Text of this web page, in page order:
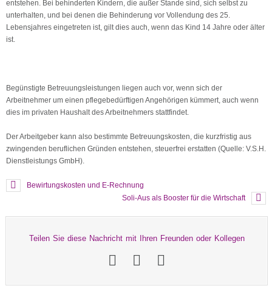
entstehen. Bei behinderten Kindern, die außer Stande sind, sich selbst zu
unterhalten, und bei denen die Behinderung vor Vollendung des 25.
Lebensjahres eingetreten ist, gilt dies auch, wenn das Kind 14 Jahre oder älter
ist.
Begünstigte Betreuungsleistungen liegen auch vor, wenn sich der
Arbeitnehmer um einen pflegebedürftigen Angehörigen kümmert, auch wenn
dies im privaten Haushalt des Arbeitnehmers stattfindet.
Der Arbeitgeber kann also bestimmte Betreuungskosten, die kurzfristig aus
zwingenden beruflichen Gründen entstehen, steuerfrei erstatten (Quelle: V.S.H.
Dienstleistungs GmbH).
Bewirtungskosten und E-Rechnung
Soli-Aus als Booster für die Wirtschaft
Teilen Sie diese Nachricht mit Ihren Freunden oder Kollegen